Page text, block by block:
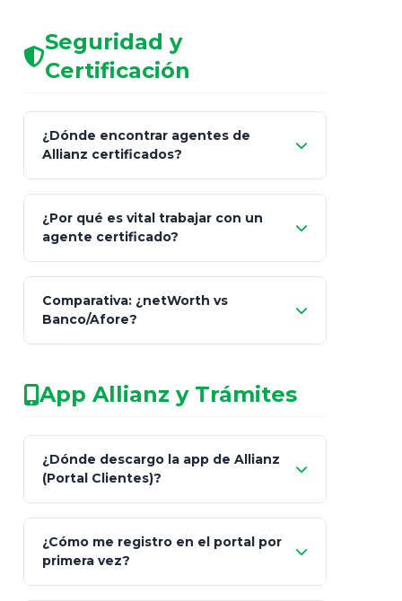
Seguridad y
Certificación
¿Dónde encontrar agentes de
Allianz certificados?
Seguros y Fianzas (CNSF)
netWorth
patrimonio con asesores informales en
redes sociales.
¿Por qué es vital trabajar con un
agente certificado?
consultor técnico
legalmente facultado
Comparativa: ¿netWorth vs
Banco/Afore?
Característica netWorth (Certificado)
Fiscalidad Estrategia Art. 151 / 93
App Allianz y Trámites
¿Dónde descargo la app de Allianz
(Portal Clientes)?
Client"
¿Cómo me registro en el portal por
primera vez?